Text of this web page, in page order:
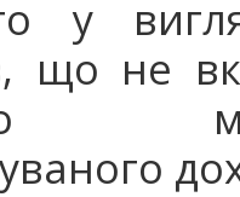
у
що не